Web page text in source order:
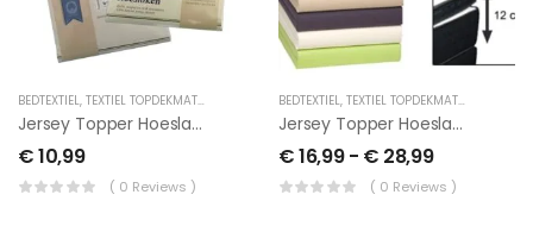
BEDTEXTIEL, TEXTIEL TOPDEKMATRAS
Jersey Topper Hoeslaken 1 Persoons
€10,99
( 0 Reviews )
BEDTEXTIEL, TEXTIEL TOPDEKMATRAS
Jersey Topper Hoeslaken
€16,99 - € 28,99
( 0 Reviews )